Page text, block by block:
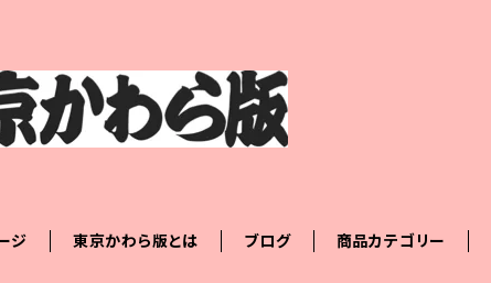
ジ 東京かわら版とは ブログ 商品カテゴリー